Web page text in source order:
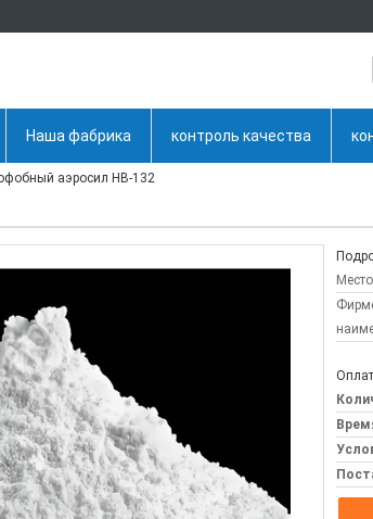
Наша фабрика контроль качества
аэросил HB-132